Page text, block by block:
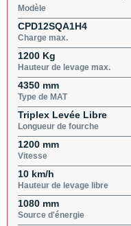
Modèle
CPD12SQA1H4
Charge max.
1200 Kg
Hauteur de levage max.
4350 mm
Type de MAT
Triplex Levée Libre
Longueur de fourche
1200 mm
Vitesse
10 km/h
Hauteur de levage libre
1080 mm
Source d'énergie